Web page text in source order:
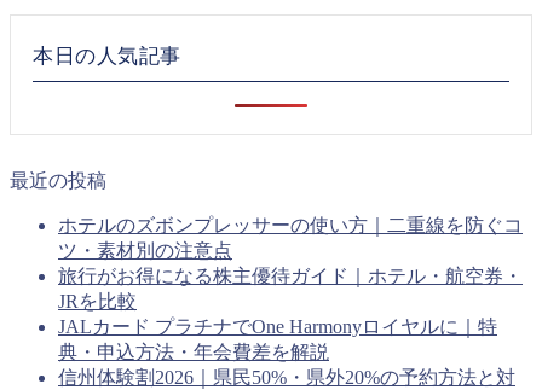
本日の人気記事
最近の投稿
ホテルのズボンプレッサーの使い方｜二重線を防ぐコ
ツ・素材別の注意点
旅行がお得になる株主優待ガイド｜ホテル・航空券・
JRを比較
JALカード プラチナでOne Harmonyロイヤルに｜特
典・申込方法・年会費差を解説
信州体験割2026｜県民50%・県外20%の予約方法と対